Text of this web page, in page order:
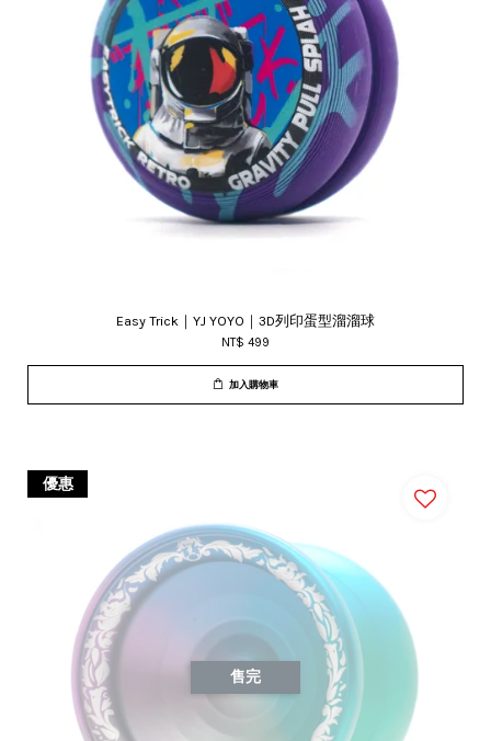
Easy Trick｜YJ YOYO｜3D列印蛋型溜溜球
NT$ 499
加入購物車
優惠
售完